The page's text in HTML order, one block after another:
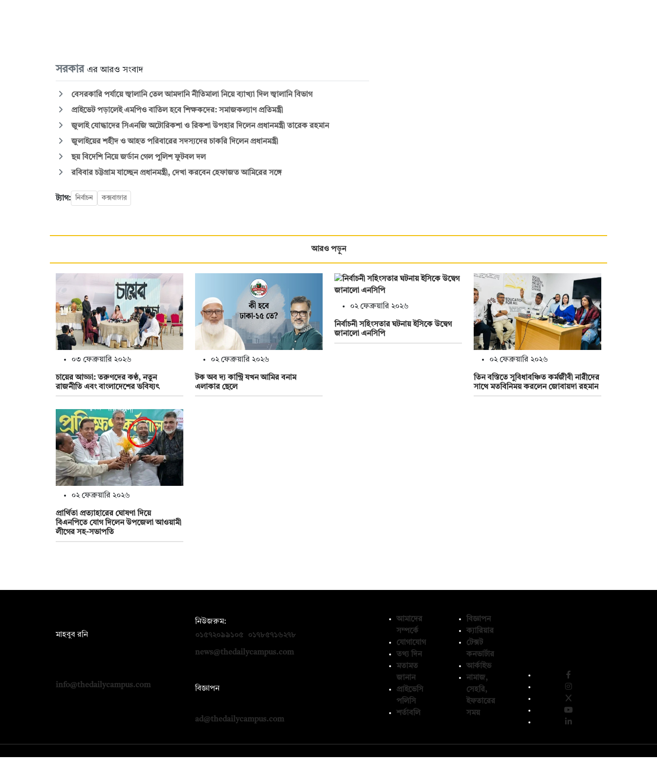
সরকার এর আরও সংবাদ
বেসরকারি পর্যায়ে জ্বালানি তেল আমদানি নীতিমালা নিয়ে ব্যাখ্যা দিল জ্বালানি বিভাগ
প্রাইভেট পড়ালেই এমপিও বাতিল হবে শিক্ষকদের: সমাজকল্যাণ প্রতিমন্ত্রী
জুলাই যোদ্ধাদের সিএনজি অটোরিকশা ও রিকশা উপহার দিলেন প্রধানমন্ত্রী তারেক রহমান
জুলাইয়ের শহীদ ও আহত পরিবারের সদস্যদের চাকরি দিলেন প্রধানমন্ত্রী
ছয় বিদেশি নিয়ে জর্ডান গেল পুলিশ ফুটবল দল
রবিবার চট্টগ্রাম যাচ্ছেন প্রধানমন্ত্রী, দেখা করবেন হেফাজত আমিরের সঙ্গে
ট্যাগ: নির্বাচন কক্সবাজার
আরও পড়ুন
০৩ ফেব্রুয়ারি ২০২৬
চায়ের আড্ডা: তরুণদের কণ্ঠ, নতুন
রাজনীতি এবং বাংলাদেশের ভবিষ্যৎ
০২ ফেব্রুয়ারি ২০২৬
টক অব দ্য কান্ট্রি যখন আমির বনাম
এলাকার ছেলে
০২ ফেব্রুয়ারি ২০২৬
নির্বাচনী সহিংসতার ঘটনায় ইসিকে উদ্বেগ
জানালো এনসিপি
০২ ফেব্রুয়ারি ২০২৬
তিন বস্তিতে সুবিধাবঞ্চিত কর্মজীবী নারীদের
সাথে মতবিনিময় করলেন জোবায়দা রহমান
০২ ফেব্রুয়ারি ২০২৬
প্রার্থিতা প্রত্যাহারের ঘোষণা দিয়ে
বিএনপিতে যোগ দিলেন উপজেলা আওয়ামী
লীগের সহ-সভাপতি
মাহবুব রনি
info@thedailycampus.com
নিউজরুম:
০১৫৭২০৯৯১০৫
০১৭৮৫৭১৬২৭৮
news@thedailycampus.com
বিজ্ঞাপন
ad@thedailycampus.com
আমাদের
সম্পর্কে
যোগাযোগ
তথ্য দিন
মতামত
জানান
প্রাইভেসি
পলিসি
শর্তাবলি
বিজ্ঞাপন
ক্যারিয়ার
টেক্সট
কনভার্টার
আর্কাইভ
নামাজ,
সেহরি,
ইফতারের
সময়
© কপিরাইট 2026, দ্য ডেইলি ক্যাম্পাস লিমিটেড